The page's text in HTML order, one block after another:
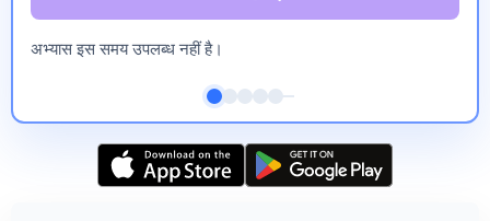
अभ्यास इस समय उपलब्ध नहीं है।